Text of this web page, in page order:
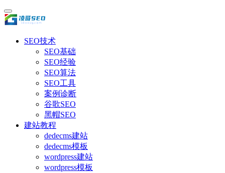
SEO技术
SEO基础
SEO经验
SEO算法
SEO工具
案例诊断
谷歌SEO
黑帽SEO
建站教程
dedecms建站
dedecms模板
wordpress建站
wordpress模板